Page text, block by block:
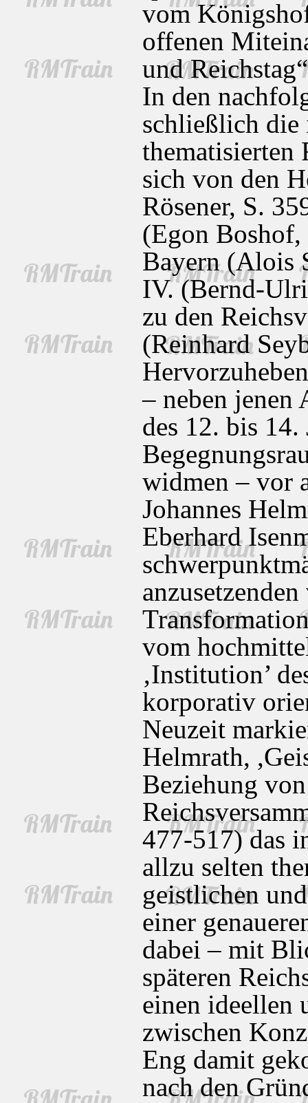
vom
offenen
und
In den
schließlich die
thematisierten
sich von den
Rösener, S.
(Egon
Bayern (Alois
IV. (Bernd-
zu den
(Reinhard
– neben jenen
des 12. bis 14.
widmen – vor
Johannes
Eberhard
vom
‚Institution’
korporativ
Neuzeit
Helmrath,
Beziehung
477-517) das
allzu selten
geistlichen
einer
dabei – mit
späteren
einen ideellen
zwischen
Eng damit
nach den